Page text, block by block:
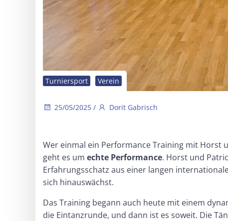
Turniersport Verein
25/05/2025 / Dorit Gabrisch
Wer einmal ein Performance Training mit Horst
geht es um echte Performance. Horst und
Erfahrungsschatz aus einer langen
sich hinauswächst.
Das Training begann auch heute mit einem
die Eintanzrunde, und dann ist es soweit. Die